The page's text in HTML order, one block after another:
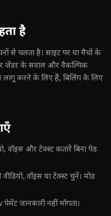
है
से चलता है। साइट पर या मैचों के
जेंडर के सवाल और वैकल्पिक
करने के लिए हैं, बिलिंग के लिए
वॉइस और टेक्स्ट कतारें बिना पेड
वॉइस या टेक्स्ट चुनें। मोड
जानकारी नहीं माँगता।